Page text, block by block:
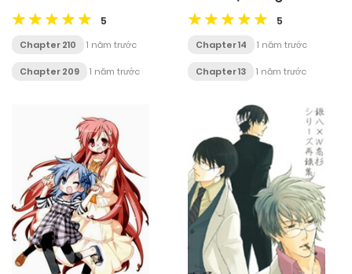
5
Chapter 210 1 năm trước
Chapter 209 1 năm trước
5
Chapter 14 1 năm trước
Chapter 13 1 năm trước